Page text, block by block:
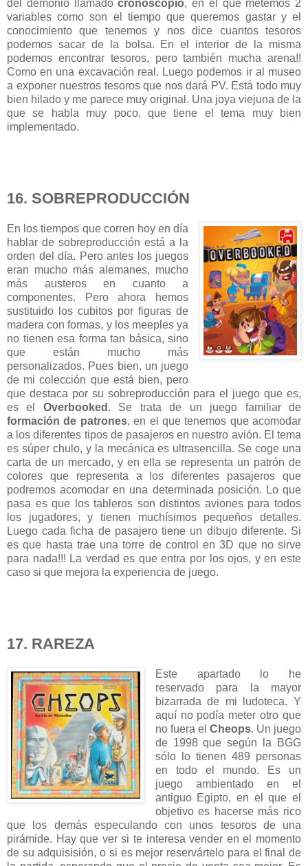
del demonio llamadocronoscopio, en el que metemos 2
variables como son el tiempo que queremos gastar y el
conocimiento que tenemos y nos dice cuantos tesoros
podemos sacar de la bolsa. En el interior de la misma
podemos encontrar tesoros, pero también mucha arena!!
Como en una excavación real. Luego podemos ir al museo
a exponer nuestros tesoros que nos dará PV. Está todo muy
bien hilado y me parece muy original. Una joya viejuna de la
que se habla muy poco, que tiene el tema muy bien
implementado.
16. SOBREPRODUCCIÓN
En los tiempos que corren hoy en día
hablar de sobreproducción está a la
orden del día. Pero antes los juegos
eran mucho más alemanes, mucho
más austeros en cuanto a
componentes. Pero ahora hemos
sustituido los cubitos por figuras de
madera con formas, y los meeples ya
no tienen esa forma tan básica, sino
que están mucho más
personalizados. Pues bien, un juego
de mi colección que está bien, pero
que destaca por su sobreproducción para el juego que es,
es el Overbooked . Se trata de un juego familiar de
formación de patrones, en el que tenemos que acomodar
a los diferentes tipos de pasajeros en nuestro avión. El tema
es súper chulo, y la mecánica es ultrasencilla. Se coge una
carta de un mercado, y en ella se representa un patrón de
colores que representa a los diferentes pasajeros que
podremos acomodar en una determinada posición. Lo que
pasa es que los tableros son distintos aviones para todos
los jugadores, y tienen muchísimos pequeños detalles.
Luego cada ficha de pasajero tiene un dibujo diferente. Si
es que hasta trae una torre de control en 3D que no sirve
para nada!!! La verdad es que entra por los ojos, y en este
caso si que mejora la experiencia de juego.
17. RAREZA
Este apartado lo he
reservado para la mayor
bizarrada de mi ludoteca. Y
aquí no podía meter otro que
no fuera el Cheops. Un juego
de 1998 que según la BGG
sólo lo tienen 489 personas
en todo el mundo. Es un
juego ambientado en el
antiguo Egipto, en el que el
objetivo es hacerse más rico
que los demás especulando con unos tesoros de una
pirámide. Hay que ver si te interesa vender en el momento
de su adquisisión, o si es mejor reservártelo para el final de